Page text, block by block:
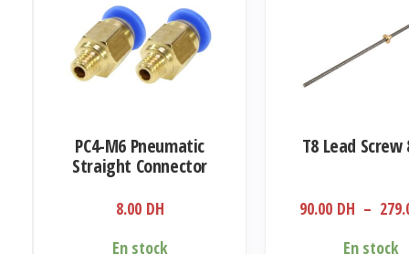
choisies
produit
PC4-M6 Pneumatic
Straight Connector
8.00 DH
En stock
T8 Lead Screw
90.00 DH –
En stock